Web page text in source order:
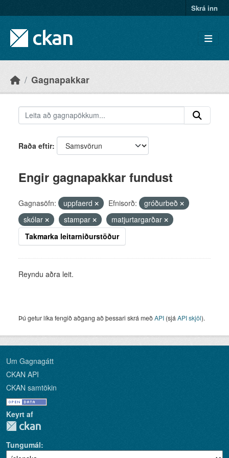
Skrá inn
Gagnapakkar
Raða eftir
Engir gagnapakkar fundust
Gagnasöfn: uppfaerd Efnisorð:
gróðurbeð
skólar
stampar
matjurtargarðar
Takmarka leitarniðurstöður
Reyndu aðra leit.
Þú getur líka fengið aðgang að þessari skrá meðAPI (sjá API skjöl).
Um Gagnagátt
CKAN API
CKAN samtökin
Keyrt af
Tungumál